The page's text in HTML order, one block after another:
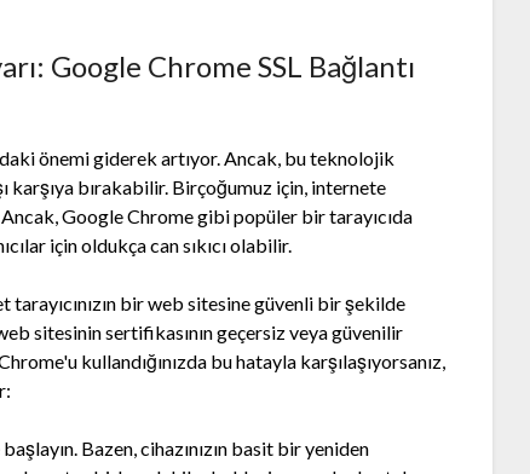
Google Chrome SSL Bağlantı
önemi giderek artıyor. Ancak, bu teknolojik
bırakabilir. Birçoğumuz için, internete
Google Chrome gibi popüler bir tarayıcıda
için oldukça can sıkıcı olabilir.
tarayıcınızın bir web sitesine güvenli bir şekilde
sitesinin sertifikasının geçersiz veya güvenilir
kullandığınızda bu hatayla karşılaşıyorsanız,
Bazen, cihazınızın basit bir yeniden